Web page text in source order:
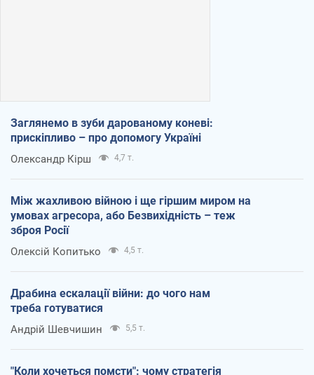
Заглянемо в зуби дарованому коневі:
прискіпливо – про допомогу Україні
Олександр Кірш 4,7 т.
Між жахливою війною і ще гіршим миром на
умовах агресора, або Безвихідність – теж
зброя Росії
Олексій Копитько 4,5 т.
Драбина ескалації війни: до чого нам
треба готуватися
Андрій Шевчишин 5,5 т.
"Коли хочеться помсти": чому стратегія